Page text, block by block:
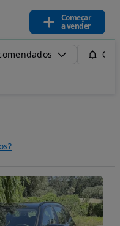
Começar
a vender